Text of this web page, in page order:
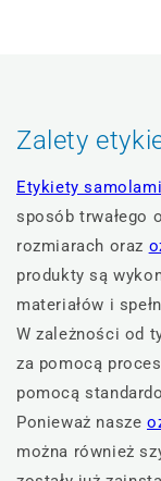
Zalety
Etykiety
sposób trwałego
rozmiarach oraz
produkty są
materiałów i
W zależności od
za pomocą
pomocą
Ponieważ nasze
można również